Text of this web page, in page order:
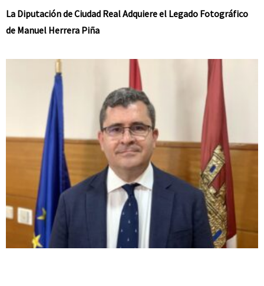
La Diputación de Ciudad Real Adquiere el Legado Fotográfico
de Manuel Herrera Piña